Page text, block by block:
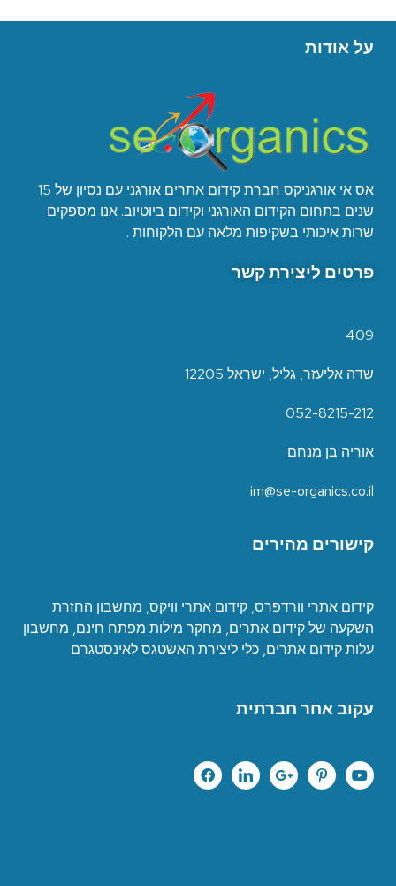
על אודות
אס אי אורגניקס חברת קידום אתרים אורגני עם נסיון של 15
שנים בתחום הקידום האורגני וקידום ביוטיוב. אנו מספקים
שרות איכותי בשקיפות מלאה עם הלקוחות .
פרטים ליצירת קשר
409
שדה אליעזר, גליל, ישראל 12205
052-8215-212
אוריה בן מנחם
im@se-organics.co.il
קישורים מהירים
קידום אתרי וורדפרס, קידום אתרי וויקס, מחשבון החזרת
השקעה של קידום אתרים, מחקר מילות מפתח חינם, מחשבון
עלות קידום אתרים, כלי ליצירת האשטגס לאינסטגרם
עקוב אחר חברתית